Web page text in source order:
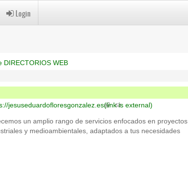
Login
DIRECTORIOS WEB
jesuseduardofloresgonzalez.es(link is external)
un amplio rango de servicios enfocados en proyectos
y medioambientales, adaptados a tus necesidades